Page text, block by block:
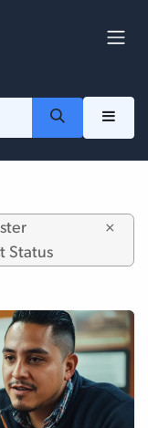
Status
×